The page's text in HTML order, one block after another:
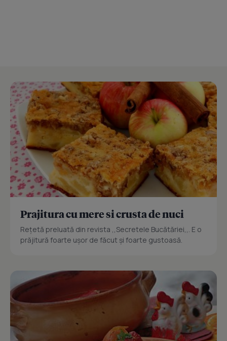
Prajitura cu mere si crusta de nuci
Reţetă preluată din revista ,,Secretele Bucătăriei,,. E o
prăjitură foarte uşor de făcut şi foarte gustoasă.